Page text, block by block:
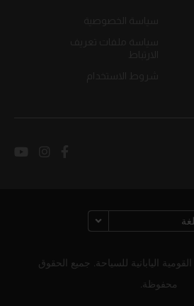
اليابانية للسياحة. جميع الحقوق
محفوظة.